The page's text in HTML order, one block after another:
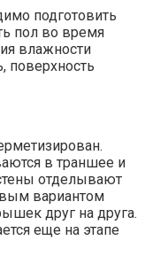
подготовить
пол во время
влажности
поверхность
в траншее и
отделывают
вариантом
друг на друга.
еще на этапе